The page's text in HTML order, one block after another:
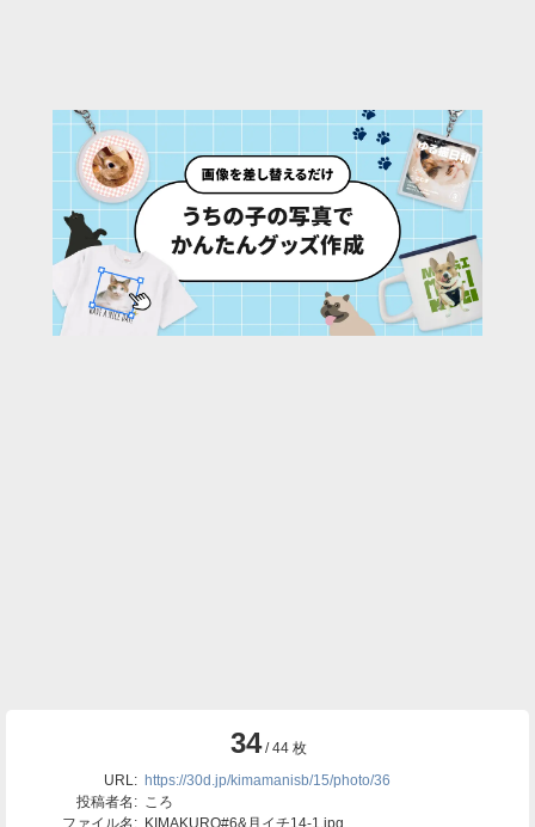
34/ 44 枚
URL: https://30d.jp/kimamanisb/15/photo/36
投稿者名:
ころ
ファイル名: KIMAKURO#6&月イチ14-1.jpg